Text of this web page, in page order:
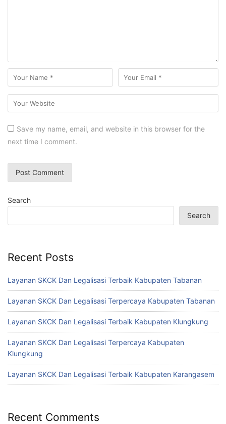
Save my name, email, and website in this browser for the
next time I comment.
Search
Search
Recent Posts
Layanan SKCK Dan Legalisasi Terbaik Kabupaten Tabanan
Layanan SKCK Dan Legalisasi Terpercaya Kabupaten Tabanan
Layanan SKCK Dan Legalisasi Terbaik Kabupaten Klungkung
Layanan SKCK Dan Legalisasi Terpercaya Kabupaten
Klungkung
Layanan SKCK Dan Legalisasi Terbaik Kabupaten Karangasem
Recent Comments